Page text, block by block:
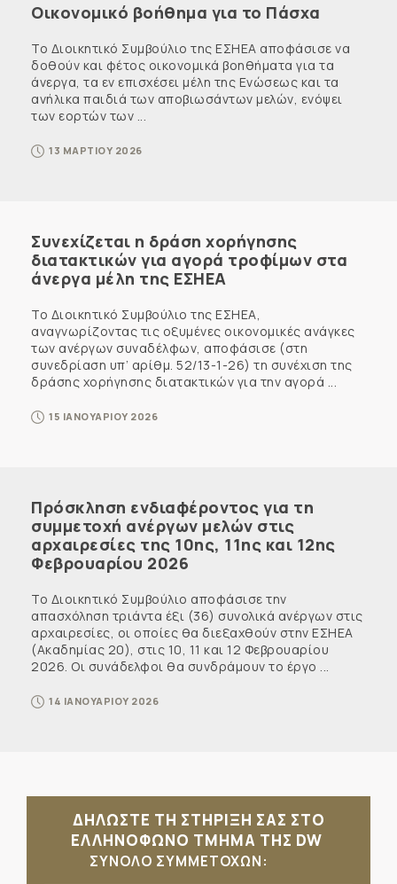
Οικονομικό βοήθημα για το Πάσχα
Το Διοικητικό Συμβούλιο της ΕΣΗΕΑ αποφάσισε να
δοθούν και φέτος οικονομικά βοηθήματα για τα
άνεργα, τα εν επισχέσει μέλη της Ενώσεως και τα
ανήλικα παιδιά των αποβιωσάντων μελών, ενόψει
των εορτών των ...
13 ΜΑΡΤΙΟΥ 2026
Συνεχίζεται η δράση χορήγησης
διατακτικών για αγορά τροφίμων στα
άνεργα μέλη της ΕΣΗΕΑ
Το Διοικητικό Συμβούλιο της ΕΣΗΕΑ,
αναγνωρίζοντας τις οξυμένες οικονομικές ανάγκες
των ανέργων συναδέλφων, αποφάσισε (στη
συνεδρίαση υπ’ αρίθμ. 52/13-1-26) τη συνέχιση της
δράσης χορήγησης διατακτικών για την αγορά ...
15 ΙΑΝΟΥΑΡΙΟΥ 2026
Πρόσκληση ενδιαφέροντος για τη
συμμετοχή ανέργων μελών στις
αρχαιρεσίες της 10ης, 11ης και 12ης
Φεβρουαρίου 2026
Το Διοικητικό Συμβούλιο αποφάσισε την
απασχόληση τριάντα έξι (36) συνολικά ανέργων στις
αρχαιρεσίες, οι οποίες θα διεξαχθούν στην ΕΣΗΕΑ
(Ακαδημίας 20), στις 10, 11 και 12 Φεβρουαρίου
2026. Οι συνάδελφοι θα συνδράμουν το έργο ...
14 ΙΑΝΟΥΑΡΙΟΥ 2026
ΔΗΛΩΣΤΕ ΤΗ ΣΤΗΡΙΞΗ ΣΑΣ ΣΤΟ
ΕΛΛΗΝΟΦΩΝΟ ΤΜΗΜΑ ΤΗΣ DW
ΣΥΝΟΛΟ ΣΥΜΜΕΤΟΧΩΝ: